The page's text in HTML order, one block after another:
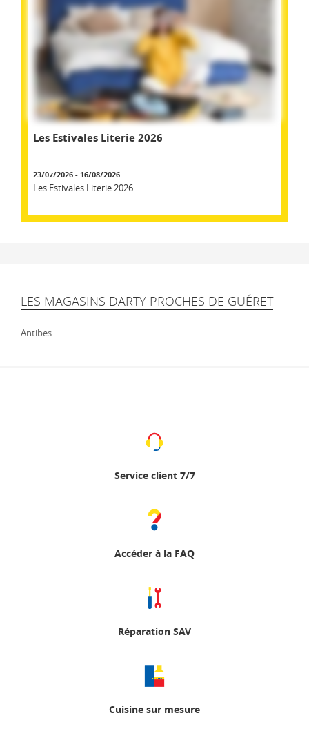
Les Estivales Literie 2026
23/07/2026 - 16/08/2026
Les Estivales Literie 2026
LES MAGASINS DARTY PROCHES DE GUÉRET
Antibes
Service client 7/7
Accéder à la FAQ
Réparation SAV
Cuisine sur mesure